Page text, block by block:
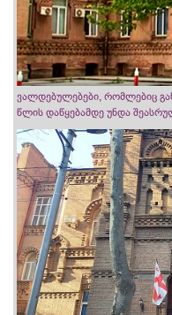
ვალდებულებები, რომლებიც
წლის დაწყებამდე უნდა